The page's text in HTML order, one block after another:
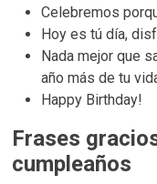
Celebremos
Hoy es tú día,
Nada mejor que
año más de tu
Happy Birthday!
Frases
cumpleaños